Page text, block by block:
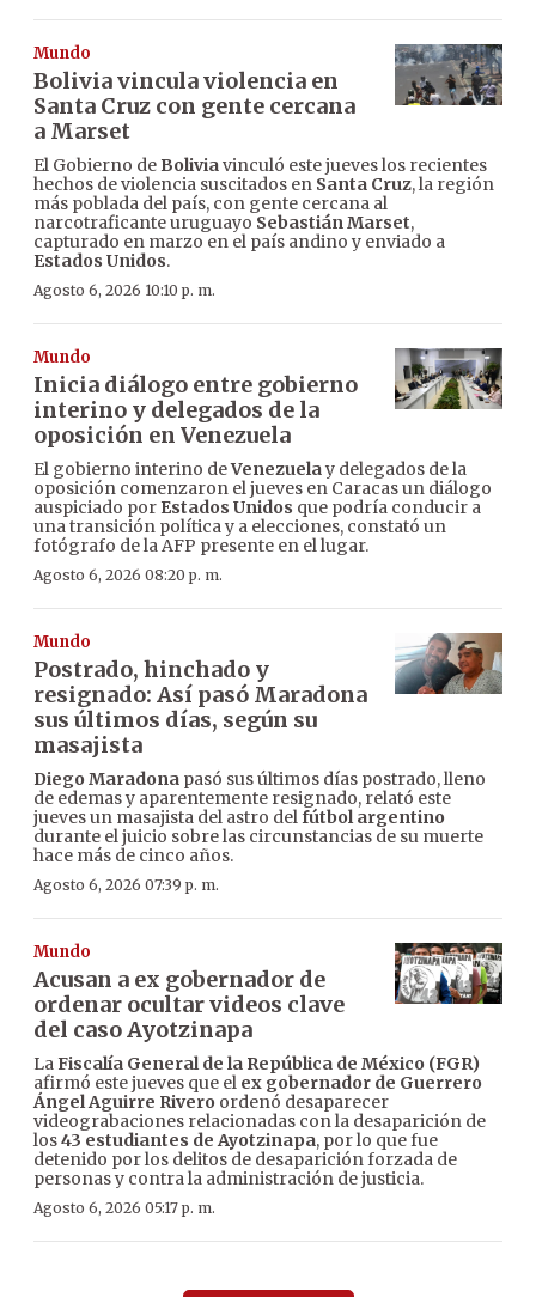
Mundo
Bolivia vincula violencia en
Santa Cruz con gente cercana
a Marset
El Gobierno de Boliviavinculó este jueves los recientes
hechos de violencia suscitados en Santa Cruz, la región
más poblada del país, con gente cercana al
narcotraficante uruguayo Sebastián Marset,
capturado en marzo en el país andino y enviado a
Estados Unidos.
Agosto 6, 2026 10:10 p. m.
Mundo
Inicia diálogo entre gobierno
interino y delegados de la
oposición en Venezuela
El gobierno interino deVenezuelay delegados de la
oposición comenzaron el jueves en Caracas un diálogo
auspiciado por Estados Unidos que podría conducir a
una transición política y a elecciones, constató un
fotógrafo de la AFP presente en el lugar.
Agosto 6, 2026 08:20 p. m.
Mundo
Postrado, hinchado y
resignado: Así pasó Maradona
sus últimos días, según su
masajista
Diego Maradona pasó sus últimos días postrado, lleno
de edemas y aparentemente resignado, relató este
jueves un masajista del astro delfútbol argentino
durante el juicio sobre las circunstancias de su muerte
hace más de cinco años.
Agosto 6, 2026 07:39 p. m.
Mundo
Acusan a ex gobernador de
ordenar ocultar videos clave
del caso Ayotzinapa
LaFiscalía General de la República de México (FGR)
afirmó este jueves que el ex gobernador de Guerrero
Ángel Aguirre Rivero ordenó desaparecer
videograbaciones relacionadas con la desaparición de
los43 estudiantes de Ayotzinapa, por lo que fue
detenido por los delitos de desaparición forzada de
personas y contra la administración de justicia.
Agosto 6, 2026 05:17 p. m.